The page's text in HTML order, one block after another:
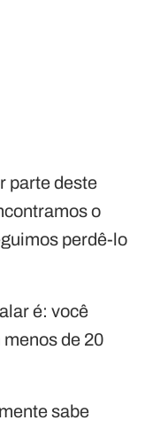
parte deste
o
perdê-lo
é: você
de 20
sabe